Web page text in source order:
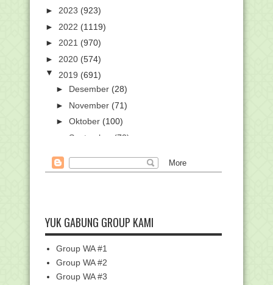
► 2023 (923)
► 2022 (1119)
► 2021 (970)
► 2020 (574)
▼ 2019 (691)
► Desember (28)
► November (71)
► Oktober (100)
September
(78)
►Juli(42)
Lulus MIN, Siswa Terbitkan Buku
'Lukisan Hati Para...
Petunjuk Penggunaan ARD 2.3.3
Do'a Bagi Suami dan Isteri Saat Sang
Isteri Hamil
YUK GABUNG GROUP KAMI
Group WA #1
Group WA #2
Group WA #3